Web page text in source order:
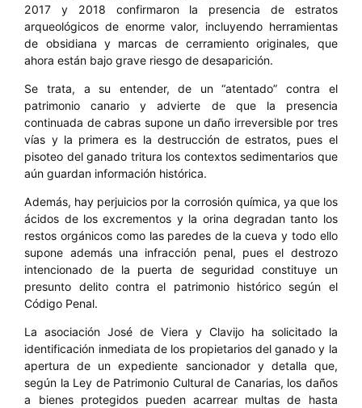
2017 y 2018 confirmaron la presencia de estratos
arqueológicos de enorme valor, incluyendo herramientas
de obsidiana y marcas de cerramiento originales, que
ahora están bajo grave riesgo de desaparición.
Se trata, a su entender, de un “atentado” contra el
patrimonio canario y advierte de que la presencia
continuada de cabras supone un daño irreversible por tres
vías y la primera es la destrucción de estratos, pues el
pisoteo del ganado tritura los contextos sedimentarios que
aún guardan información histórica.
Además, hay perjuicios por la corrosión química, ya que los
ácidos de los excrementos y la orina degradan tanto los
restos orgánicos como las paredes de la cueva y todo ello
supone además una infracción penal, pues el destrozo
intencionado de la puerta de seguridad constituye un
presunto delito contra el patrimonio histórico según el
Código Penal.
La asociación José de Viera y Clavijo ha solicitado la
identificación inmediata de los propietarios del ganado y la
apertura de un expediente sancionador y detalla que,
según la Ley de Patrimonio Cultural de Canarias, los daños
a bienes protegidos pueden acarrear multas de hasta